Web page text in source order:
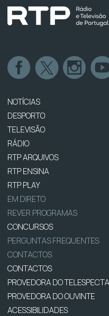
NOTÍCIAS
DESPORTO
TELEVISÃO
RÁDIO
RTP ARQUIVOS
RTP ENSINA
RTP PLAY
EM DIRETO
REVER PROGRAMAS
CONCURSOS
PERGUNTAS FREQUENTES
CONTACTOS
CONTACTOS
PROVEDORA DO
PROVEDORA DO OUVINTE
ACESSIBILIDADES